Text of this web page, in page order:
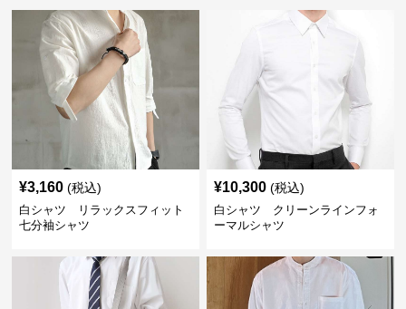
¥3,160 (税込)
白シャツ リラックスフィット
七分袖シャツ
¥10,300 (税込)
白シャツ クリーンラインフォ
ーマルシャツ